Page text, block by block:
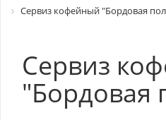
Сервиз кофейный "Бордовая
Сервиз
"Бордовая